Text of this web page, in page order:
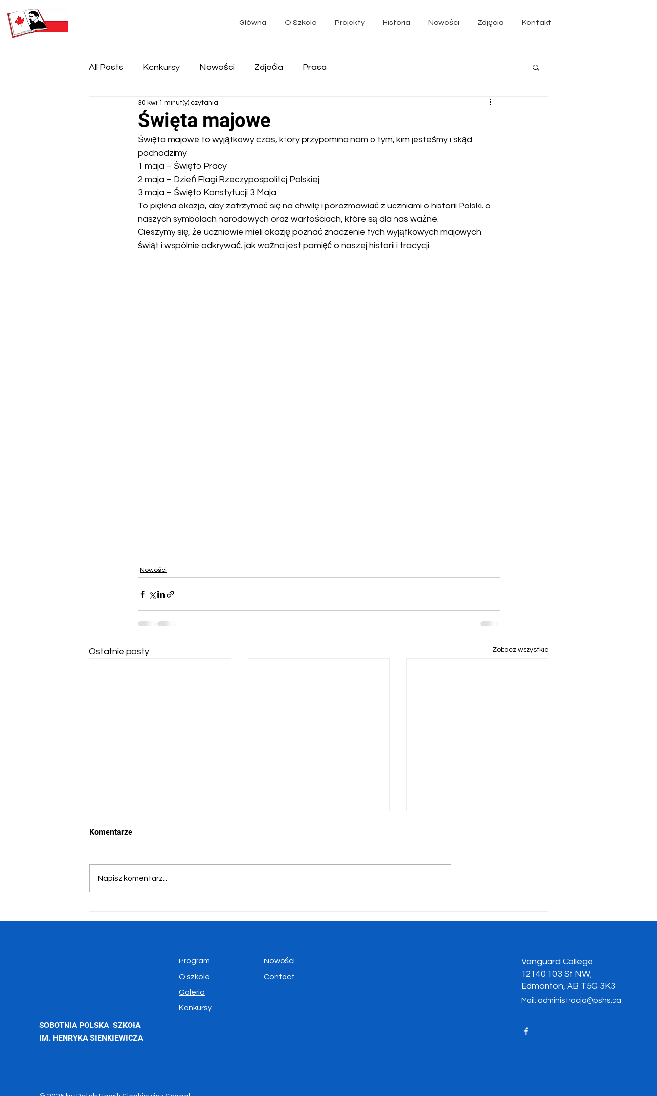
Glówna O Szkole Projekty Historia Nowości Zdjęcia Kontakt
All Posts Konkursy Nowości Zdjećia Prasa
Święta majowe
30 kwi 1 minut(y) czytania
Święta majowe to wyjątkowy czas, który przypomina nam o tym, kim jesteśmy i skąd
pochodzimy
1 maja – Święto Pracy
2 maja – Dzień Flagi Rzeczypospolitej Polskiej
3 maja – Święto Konstytucji 3 Maja
To piękna okazja, aby zatrzymać się na chwilę i porozmawiać z uczniami o historii Polski, o
naszych symbolach narodowych oraz wartościach, które są dla nas ważne.
Cieszymy się, że uczniowie mieli okazję poznać znaczenie tych wyjątkowych majowych
świąt i wspólnie odkrywać, jak ważna jest pamięć o naszej historii i tradycji.
Nowości
Ostatnie posty Zobacz wszystkie
Konkurs „Być Polakiem"
Komentarze
Napisz komentarz...
SOBOTNIA POLSKA SZKOłA
IM. HENRYKA SIENKIEWICZA
Program
O szkole
Galeria
Konkursy
Nowości
Contact
Vanguard College
12140 103 St NW,
Edmonton, AB T5G 3K3
Mail: administracja@pshs.ca